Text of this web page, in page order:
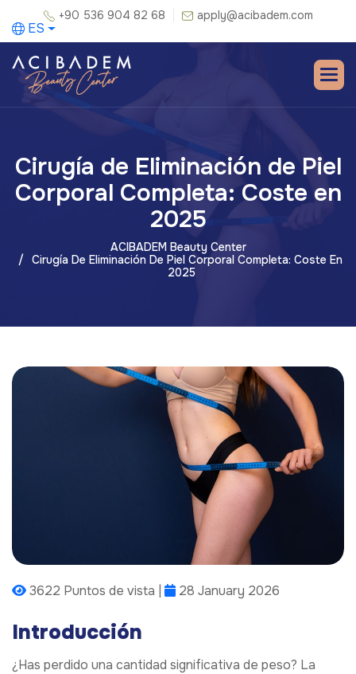
+90 536 904 82 68 apply@acibadem.com
ES
Cirugía de Eliminación de Piel
Corporal Completa: Coste en
2025
ACIBADEM Beauty Center
Cirugía De Eliminación De Piel Corporal Completa: Coste En
2025
3622 Puntos de vista | 28 January 2026
Introducción
¿Has perdido una cantidad significativa de peso? La